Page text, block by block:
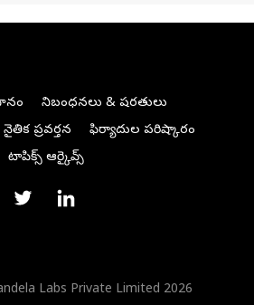
నిబంధనలు & షరతులు
నైతిక ప్రవర్తన
ఫిర్యాదుల పరిష్కారం
టాపిక్స్ ఆర్కైవ్స్
Labs Private Limited 2026